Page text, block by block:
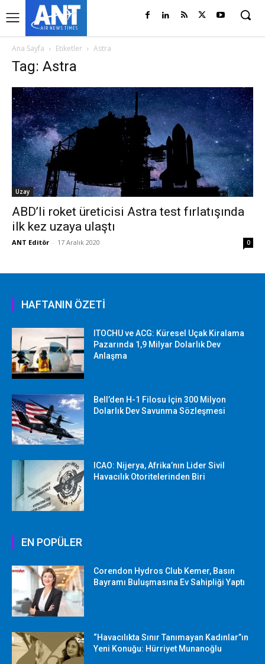
Ana Sayfa Etiketler Astra
Tag: Astra
Uzay
ABD’li roket üreticisi Astra test fırlatışında
ilk kez uzaya ulaştı
ANT Editör - 17 Aralık 2020 0
HAFTANIN ÖZETİ
ITOCHU ve ACG: Küresel Uçak Kiralama
Pazarında 1,9 Milyar Dolarlık Dev
Anlaşma
Bell’den H-1 Filosu İçin 300 Milyon
Dolarlık Dev Savunma Sözleşmesi
ICAO: Nijerya, Afrika’nın Lider Sivil
Havacılık Otoritelerinden Biri
EN POPÜLER
Corendon Hydros Club Kemer, Basın
Bayramı Buluşmasına Ev Sahipliği Yaptı
“Havacılıkta Sınır Tanımayan Kadınlar”ın
Yeni Konuğu: Hürriyet Munanoğlu